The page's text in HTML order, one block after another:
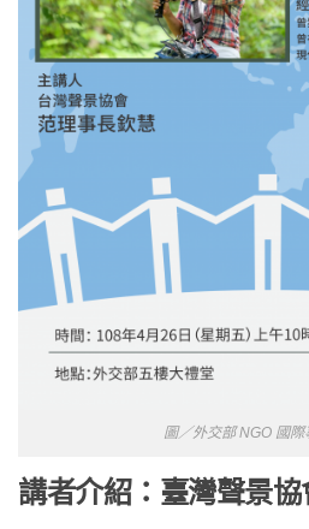
圖／外交部 NGO 國際
講者介紹：臺灣聲景